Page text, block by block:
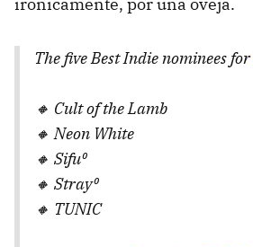
The five Best Indie nominees for
🔸 Cult of the Lamb
🔸 Neon White
🔸 Sifu⁰
🔸 Stray⁰
🔸 TUNIC